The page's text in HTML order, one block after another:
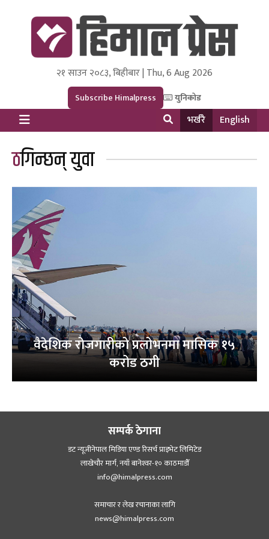
Himal Press
Dot NewsyNepal Media and Research Pvt Ltd.
२१ साउन २०८३, बिहीबार | Thu, 6 Aug 2026
Subscribe Himalpress युनिकोड
भर्खरै English
ठगिन्छन् युवा
वैदेशिक रोजगारीको प्रलोभनमा मासिक १५
करोड ठगी
सम्पर्क ठेगाना
डट न्यूजीनेपाल मिडिया एण्ड रिसर्च प्राइभेट लिमिटेड
लाखेचौर मार्ग, नयाँ बानेश्‍वर-१० काठमाडौँ
info@himalpress.com
समाचार र लेख रचानाका लागि
news@himalpress.com